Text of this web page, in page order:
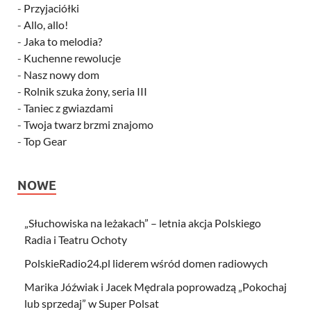
- Przyjaciółki
- Allo, allo!
- Jaka to melodia?
- Kuchenne rewolucje
- Nasz nowy dom
- Rolnik szuka żony, seria III
- Taniec z gwiazdami
- Twoja twarz brzmi znajomo
- Top Gear
NOWE
„Słuchowiska na leżakach” – letnia akcja Polskiego
Radia i Teatru Ochoty
PolskieRadio24.pl liderem wśród domen radiowych
Marika Jóźwiak i Jacek Mędrala poprowadzą „Pokochaj
lub sprzedaj” w Super Polsat